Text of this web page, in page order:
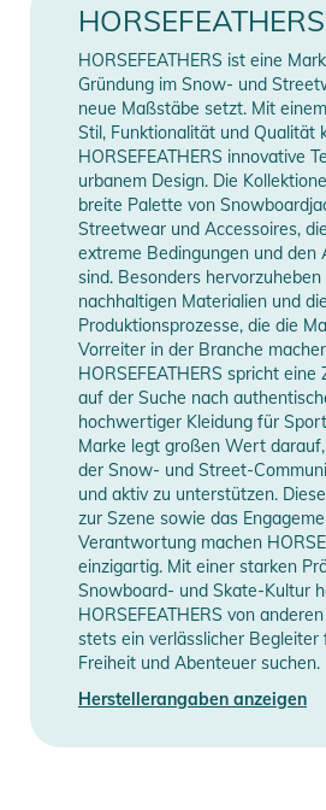
- Fleece-Taschenfutter
- Extrem haltbare Coats-Fäden
- YKK Reißverschlüsse
- Kritisch getapte Nähte
- Schlüssel-Clip in der Tasche
- CORDURA®-Fersenverstärkung
- Reißverschluss an den Beinenden
- Verstellbarer Bund
- Elastischer Schneefang mit Boot-
- Ergonomisch geformte Beine
- Verstärkter Hosenverschluss
SCHNITT: Slim
Sicherheitshinweise
Gebrauchsanweisungen,
finden Sie direkt am Produkt.
Material
Manufacturer
Information
HORSEFEATHERS
HORSEFEATHERS ist eine
Gründung im Snow- und
neue Maßstäbe setzt. Mit
Stil, Funktionalität und Qualität
HORSEFEATHERS innovative
urbanem Design. Die
breite Palette von
Streetwear und Accessoires,
extreme Bedingungen und den
sind. Besonders hervorzuheben
nachhaltigen Materialien und
Produktionsprozesse, die die
Vorreiter in der Branche
HORSEFEATHERS spricht eine
auf der Suche nach
hochwertiger Kleidung für
Marke legt großen Wert
der Snow- und Street-
und aktiv zu unterstützen.
zur Szene sowie das
Verantwortung machen
einzigartig. Mit einer starken
Snowboard- und Skate-Kultur
HORSEFEATHERS von
stets ein verlässlicher Begleiter
Freiheit und Abenteuer suchen.
Herstellerangaben anzeigen